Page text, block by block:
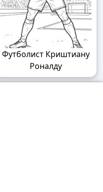
Футболист Криштиану
Роналду